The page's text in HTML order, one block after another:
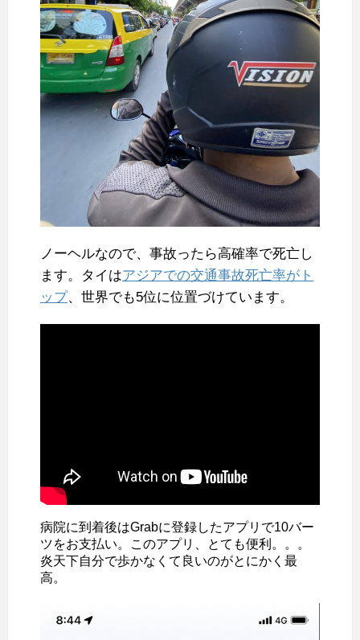
ノーヘルなので、事故ったら高確率で死亡し
ます。タイはアジアでの交通事故死亡率がト
ップ、世界でも5位に位置づけています。
病院に到着後はGrabに登録したアプリで10バー
ツをお支払い。このアプリ、とても便利。。。
炎天下自分で歩かなくて良いのがとにかく最
高。